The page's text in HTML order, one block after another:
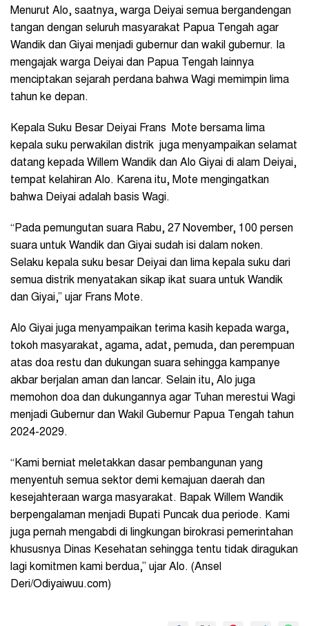
Menurut Alo, saatnya, warga Deiyai semua bergandengan
tangan dengan seluruh masyarakat Papua Tengah agar
Wandik dan Giyai menjadi gubernur dan wakil gubernur. Ia
mengajak warga Deiyai dan Papua Tengah lainnya
menciptakan sejarah perdana bahwa Wagi memimpin lima
tahun ke depan.
Kepala Suku Besar Deiyai Frans Mote bersama lima
kepala suku perwakilan distrik juga menyampaikan selamat
datang kepada Willem Wandik dan Alo Giyai di alam Deiyai,
tempat kelahiran Alo. Karena itu, Mote mengingatkan
bahwa Deiyai adalah basis Wagi.
“Pada pemungutan suara Rabu, 27 November, 100 persen
suara untuk Wandik dan Giyai sudah isi dalam noken.
Selaku kepala suku besar Deiyai dan lima kepala suku dari
semua distrik menyatakan sikap ikat suara untuk Wandik
dan Giyai,” ujar Frans Mote.
Alo Giyai juga menyampaikan terima kasih kepada warga,
tokoh masyarakat, agama, adat, pemuda, dan perempuan
atas doa restu dan dukungan suara sehingga kampanye
akbar berjalan aman dan lancar. Selain itu, Alo juga
memohon doa dan dukungannya agar Tuhan merestui Wagi
menjadi Gubernur dan Wakil Gubernur Papua Tengah tahun
2024-2029.
“Kami berniat meletakkan dasar pembangunan yang
menyentuh semua sektor demi kemajuan daerah dan
kesejahteraan warga masyarakat. Bapak Willem Wandik
berpengalaman menjadi Bupati Puncak dua periode. Kami
juga pernah mengabdi di lingkungan birokrasi pemerintahan
khususnya Dinas Kesehatan sehingga tentu tidak diragukan
lagi komitmen kami berdua,” ujar Alo. (Ansel
Deri/Odiyaiwuu.com)